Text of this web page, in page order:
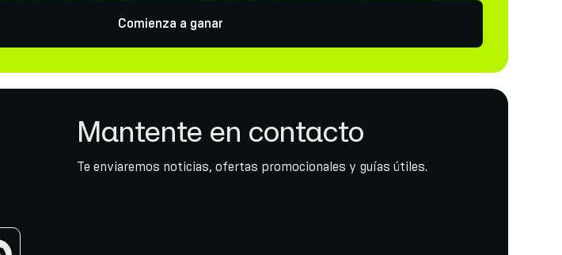
Comienza a ganar
Mantente en contacto
Te enviaremos noticias, ofertas promocionales y guías útiles.